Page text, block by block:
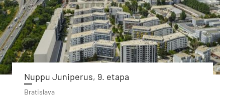
Nuppu Juniperus, 9. etapa
Bratislava